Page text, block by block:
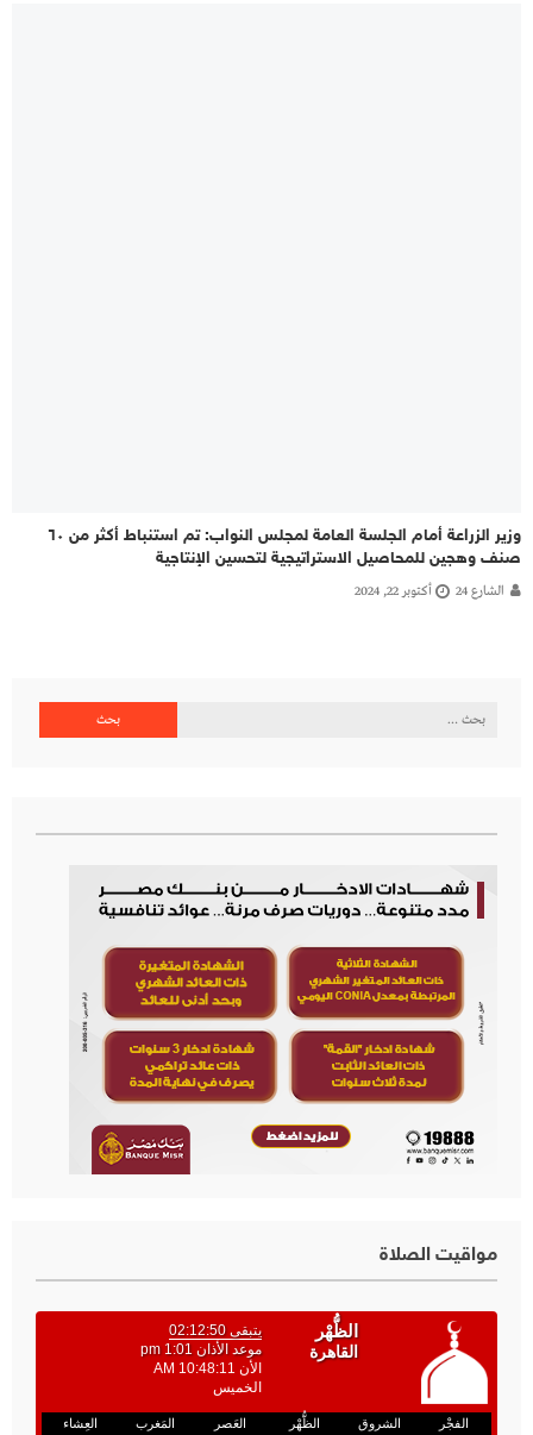
وزير الزراعة أمام الجلسة العامة لمجلس النواب: تم استنباط أكثر من ٦٠
صنف وهجين للمحاصيل الاستراتيجية لتحسين الإنتاجية
الشارع 24 أكتوبر 22, 2024
البحث
مواقيت الصلاة